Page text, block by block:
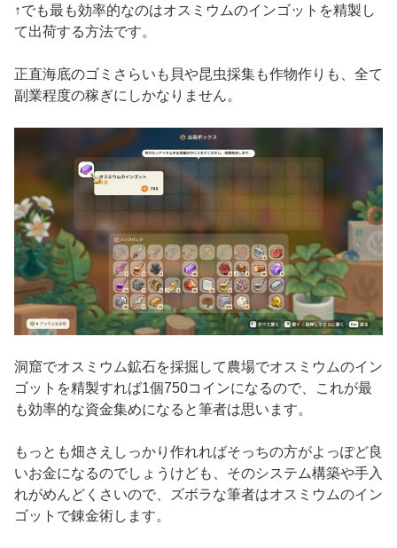
↑でも最も効率的なのはオスミウムのインゴットを精製し
て出荷する方法です。
正直海底のゴミさらいも貝や昆虫採集も作物作りも、全て
副業程度の稼ぎにしかなりません。
洞窟でオスミウム鉱石を採掘して農場でオスミウムのイン
ゴットを精製すれば1個750コインになるので、これが最
も効率的な資金集めになると筆者は思います。
もっとも畑さえしっかり作れればそっちの方がよっぽど良
いお金になるのでしょうけども、そのシステム構築や手入
れがめんどくさいので、ズボラな筆者はオスミウムのイン
ゴットで錬金術します。